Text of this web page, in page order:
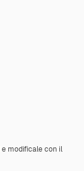
e modificale con il